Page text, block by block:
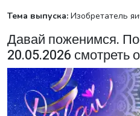
Тема выпуска: Изобретатель
Давай поженимся.
20.05.2026 смотреть